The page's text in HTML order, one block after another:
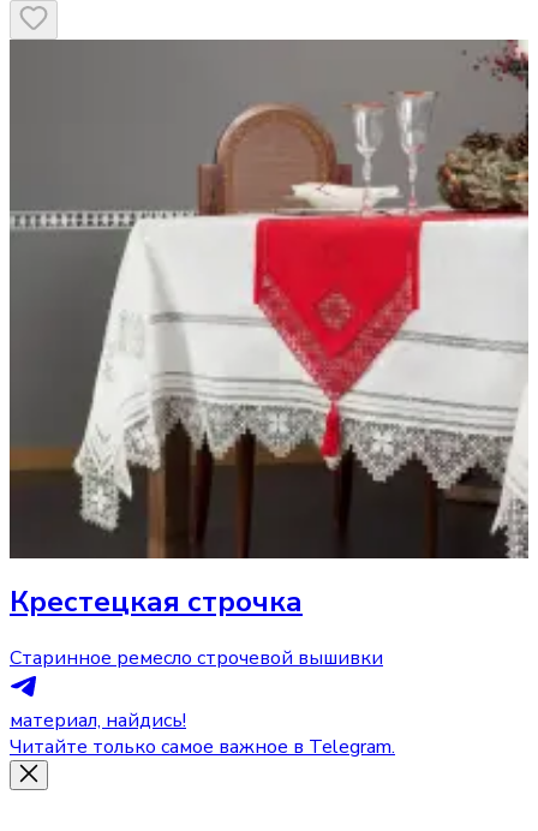
Крестецкая строчка
Старинное ремесло строчевой вышивки
материал, найдись!
Читайте только самое важное в Telegram.